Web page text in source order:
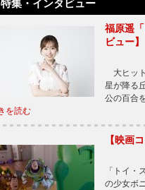
特集・インタビュー
福原遥
ビュー
大ヒッ
星が降る
公の百合
を読む
【映画
「トイ
の少女ボ